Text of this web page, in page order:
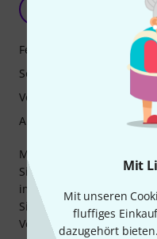
Mit
Mit unseren
fluffiges
dazugehört
Mit der neu erworbenen
Sie verfügt über eine
im höheren Tonbereich.
Sie liegt gut in der Hand
Verarbeitung einwandfrei.
Features
Sound
Verarbeitung
Ansprache